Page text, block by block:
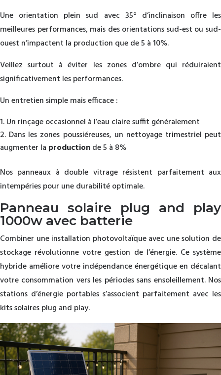
Une orientation plein sud avec 35° d’inclinaison offre les
meilleures performances, mais des orientations sud-est ou sud-
ouest n’impactent la production que de 5 à 10%.
Veillez surtout à éviter les zones d’ombre qui réduiraient
significativement les performances.
Un entretien simple mais efficace :
Un rinçage occasionnel à l’eau claire suffit généralement
Dans les zones poussiéreuses, un nettoyage trimestriel peut
augmenter la productionde 5 à 8%
Nos panneaux à double vitrage résistent parfaitement aux
intempéries pour une durabilité optimale.
Panneau solaire plug and play
1000w avec batterie
Combiner une installation photovoltaïque avec une solution de
stockage révolutionne votre gestion de l’énergie. Ce système
hybride améliore votre indépendance énergétique en décalant
votre consommation vers les périodes sans ensoleillement. Nos
stations d’énergie portables s’associent parfaitement avec les
kits solaires plug and play.